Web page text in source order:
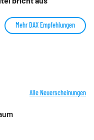
Mehr DAX Empfehlungen
Alle Neuerscheinungen